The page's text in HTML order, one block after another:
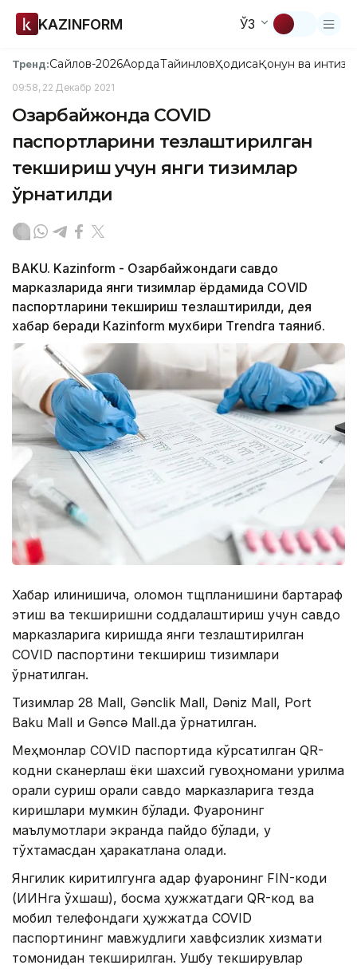
KAZINFORM ЎЗ
Тренд:Сайлов-2026АқордаТайинловҲодисаҚонун ва
09:58, 22 Декабр 2021
Озарбайжонда CОVID
паспортларини тезлаштирилган
текшириш учун янги тизимлар
ўрнатилди
BAKU. Kazinform - Озарбайжондаги савдо
марказларида янги тизимлар ёрдамида CОVID
паспортларини текшириш тезлаштирилди, дея
хабар беради Кazinform мухбири Тrendга таяниб.
Хабар қилинишича, оломон тщпланишини бартараф
этиш ва текширишни соддалаштириш учун савдо
марказларига киришда янги тезлаштирилган
CОVID паспортини текшириш тизимлари
ўрнатилган.
Тизимлар 28 Mall, Gənclik Mall, Dəniz Mall, Port
Baku Mall и Gəncə Mall.да ўрнатилган.
Меҳмонлар CОVID паспортида кўрсатилган QR-
кодни сканерлаш ёки шахсий гувоҳномани қурилма
орқали суриш орқали савдо марказларига тезда
киришлари мумкин бўлади. Фуқаронинг
маълумотлари экранда пайдо бўлади, у
тўхтамасдан ҳаракатлана олади.
Янгилик киритилгунга қадар фуқаронинг FIN-коди
(ИИНга ўхшаш), босма ҳужжатдаги QR-код ва
мобил телефондаги ҳужжатда COVID
паспортининг мавжудлиги хавфсизлик хизмати
томонидан текширилган. Ушбу текширувлар